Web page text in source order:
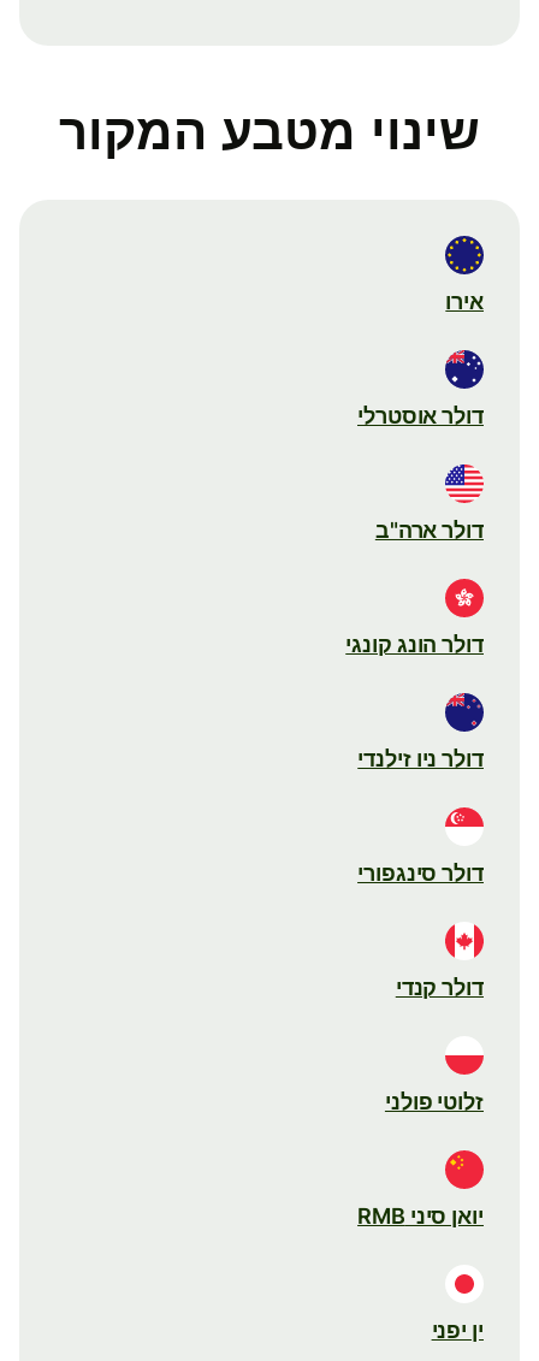
שינוי מטבע המקור
אירו
דולר אוסטרלי
דולר ארה"ב
דולר הונג קונגי
דולר ניו זילנדי
דולר סינגפורי
דולר קנדי
זלוטי פולני
יואן סיני RMB
ין יפני